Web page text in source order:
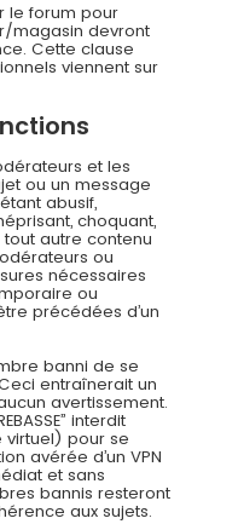
le forum pour
magasin devront
Cette clause
viennent sur
et les
ou un message
abusif,
choquant,
autre contenu
ou
nécessaires
ou
précédées d’un
banni de se
entraînerait un
avertissement.
interdit
virtuel) pour se
avérée d’un VPN
et sans
bannis resteront
aux sujets.